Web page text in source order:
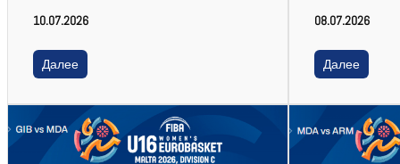
10.07.2026
Далее
08.07.2026
Далее